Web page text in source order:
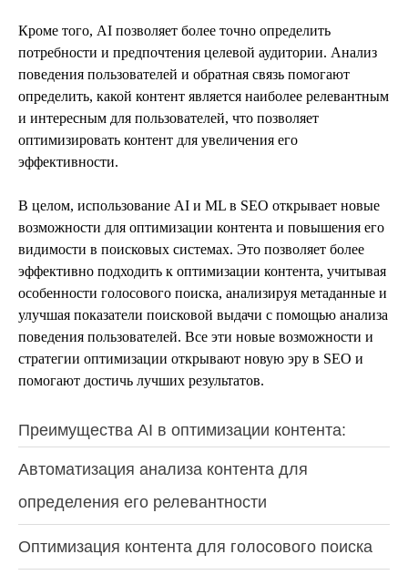
Кроме того, AI позволяет более точно определить
потребности и предпочтения целевой аудитории. Анализ
поведения пользователей и обратная связь помогают
определить, какой контент является наиболее релевантным
и интересным для пользователей, что позволяет
оптимизировать контент для увеличения его
эффективности.
В целом, использование AI и ML в SEO открывает новые
возможности для оптимизации контента и повышения его
видимости в поисковых системах. Это позволяет более
эффективно подходить к оптимизации контента, учитывая
особенности голосового поиска, анализируя метаданные и
улучшая показатели поисковой выдачи с помощью анализа
поведения пользователей. Все эти новые возможности и
стратегии оптимизации открывают новую эру в SEO и
помогают достичь лучших результатов.
Преимущества AI в оптимизации контента:
Автоматизация анализа контента для
определения его релевантности
Оптимизация контента для голосового поиска